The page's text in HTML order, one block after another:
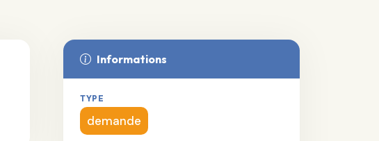
Informations
TYPE
demande